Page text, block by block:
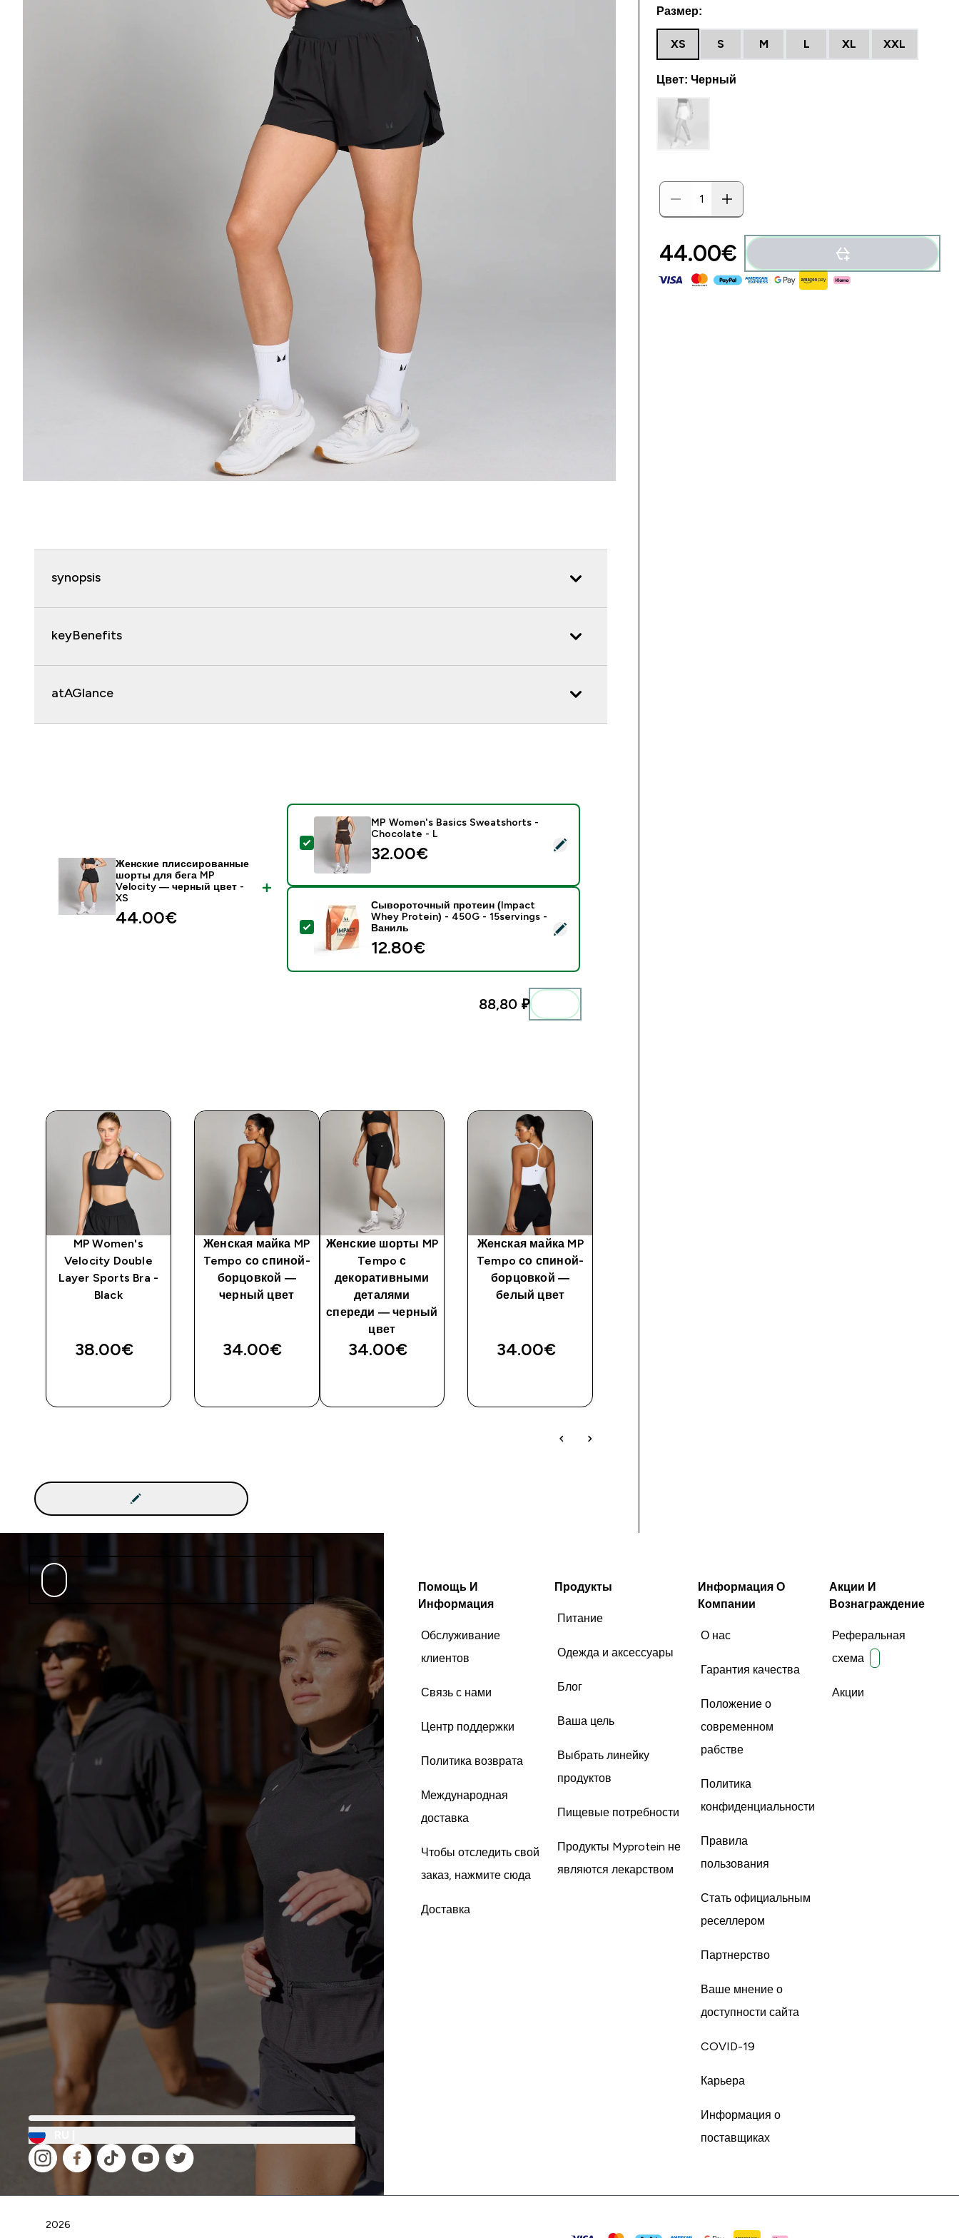
synopsis
keyBenefits
atAGlance
Женские плиссированные
шорты для бега MP
Velocity ― черный цвет -
XS
44.00€‎
- MP Women's Basics Sweatshorts - Chocolate - L
MP Women's Basics Sweatshorts -
Chocolate - L
32.00€‎
- Сывороточный протеин (Impact Whey Protein) - 450G - 15servings - Ваниль
Сывороточный протеин (Impact
Whey Protein) - 450G - 15servings -
Ваниль
12.80€‎
88,80 ₽‎
MP Women's
Velocity Double
Layer Sports Bra -
Black
38.00€‎
Женская майка MP
Tempo со спиной-
борцовкой ―
черный цвет
34.00€‎
Женские шорты MP
Tempo с
декоративными
деталями
спереди — черный
цвет
34.00€‎
Женская майка MP
Tempo со спиной-
борцовкой ―
белый цвет
34.00€‎
Размер:
XS S M L XL XXL
Цвет: Черный
44.00€‎
Помощь И
Информация
Обслуживание
клиентов
Связь с нами
Центр поддержки
Политика возврата
Международная
доставка
Чтобы отследить свой
заказ, нажмите сюда
Доставка
Продукты
Питание
Одежда и аксессуары
Блог
Ваша цель
Выбрать линейку
продуктов
Пищевые потребности
Продукты Myprotein не
являются лекарством
Информация О
Компании
О нас
Гарантия качества
Положение о
современном
рабстве
Политика
конфиденциальности
Правила
пользования
Стать официальным
реселлером
Партнерство
Ваше мнение о
доступности сайта
COVID-19
Карьера
Информация о
поставщиках
Акции И
Вознаграждение
Реферальная
схема
Акции
2026